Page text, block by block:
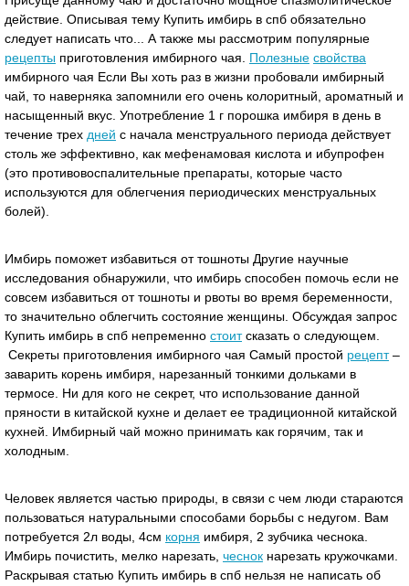
действие. Описывая тему Купить имбирь в спб обязательно
следует написать что... А также мы рассмотрим популярные
рецепты приготовления имбирного чая. Полезные свойства
имбирного чая Если Вы хоть раз в жизни пробовали имбирный
чай, то наверняка запомнили его очень колоритный, ароматный и
насыщенный вкус. Употребление 1 г порошка имбиря в день в
течение трех дней с начала менструального периода действует
столь же эффективно, как мефенамовая кислота и ибупрофен
(это противовоспалительные препараты, которые часто
используются для облегчения периодических менструальных
болей).
Имбирь поможет избавиться от тошноты Другие научные
исследования обнаружили, что имбирь способен помочь если не
совсем избавиться от тошноты и рвоты во время беременности,
то значительно облегчить состояние женщины. Обсуждая запрос
Купить имбирь в спб непременно стоитсказать о следующем.
Секреты приготовления имбирного чая Самый простой рецепт–
заварить корень имбиря, нарезанный тонкими дольками в
термосе. Ни для кого не секрет, что использование данной
пряности в китайской кухне и делает ее традиционной китайской
кухней. Имбирный чай можно принимать как горячим, так и
холодным.
Человек является частью природы, в связи с чем люди стараются
пользоваться натуральными способами борьбы с недугом. Вам
потребуется 2л воды, 4см корня имбиря, 2 зубчика чеснока.
Имбирь почистить, мелко нарезать, чеснок нарезать кружочками.
Раскрывая статью Купить имбирь в спб нельзя не написать об